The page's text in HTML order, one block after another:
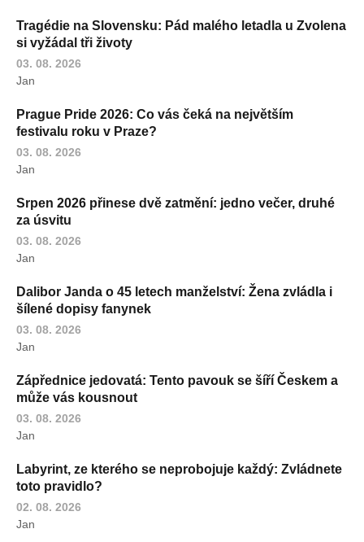
Tragédie na Slovensku: Pád malého letadla u Zvolena
si vyžádal tři životy
03. 08. 2026
Jan
Prague Pride 2026: Co vás čeká na největším
festivalu roku v Praze?
03. 08. 2026
Jan
Srpen 2026 přinese dvě zatmění: jedno večer, druhé
za úsvitu
03. 08. 2026
Jan
Dalibor Janda o 45 letech manželství: Žena zvládla i
šílené dopisy fanynek
03. 08. 2026
Jan
Zápřednice jedovatá: Tento pavouk se šíří Českem a
může vás kousnout
03. 08. 2026
Jan
Labyrint, ze kterého se neprobojuje každý: Zvládnete
toto pravidlo?
02. 08. 2026
Jan